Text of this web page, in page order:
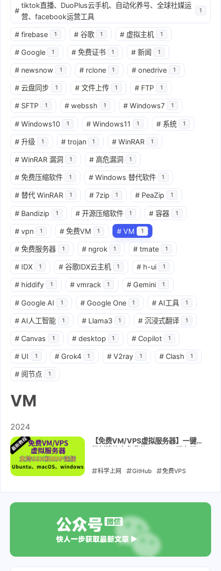
#
tiktok直播、DuoPlus云手机、自动化养号、全球社媒运
营、facebook运营工具
1
# firebase 1 # 谷歌 1 # 虚拟主机 1
# Google 1 # 免费证书 1 # 新闻 1
# newsnow 1 # rclone 1 # onedrive 1
# 云盘同步 1 # 文件上传 1 # FTP 1
# SFTP 1 # webssh 1 # Windows7 1
# Windows10 1 # Windows11 1 # 系统 1
# 升级 1 # trojan 1 # WinRAR 1
# WinRAR 漏洞 1 # 高危漏洞 1
# 免费压缩软件 1 # Windows 替代软件 1
# 替代 WinRAR 1 # 7zip 1 # PeaZip 1
# Bandizip 1 # 开源压缩软件 1 # 容器 1
# vpn 1 # 免费VM 1 # VM 1
# 免费服务器 1 # ngrok 1 # tmate 1
# IDX 1 # 谷歌IDX云主机 1 # h-ui 1
# hiddify 1 # vmrack 1 # Gemini 1
# Google AI 1 # Google One 1 # AI工具 1
# AI人工智能 1 # Llama3 1 # 沉浸式翻译 1
# Canvas 1 # desktop 1 # Copilot 1
# UI 1 # Grok4 1 # V2ray 1 # Clash 1
# 阅节点 1
VM
2024
【免费VM/VPS虚拟服务器】一键运
macOS、windows三大系统
科学上网 GitHub 免费VPS
器 ngrok tmate
2024-09-11